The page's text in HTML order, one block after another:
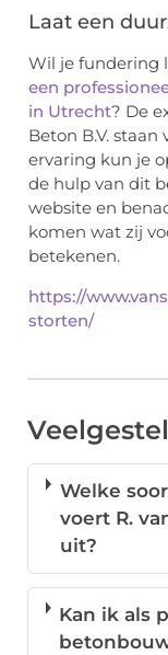
Laat een
Wil je fundering
een
in Utrecht? De
Beton B.V.
ervaring kun je
de hulp van dit
website en
komen wat zij
betekenen.
https://
storten/
Welke
voert R.
uit?
Kan ik als